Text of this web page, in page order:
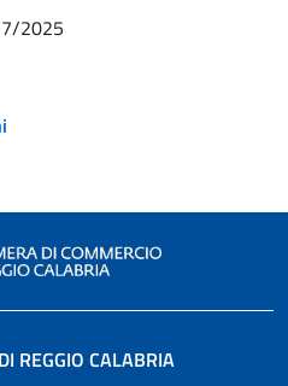
2025
REGGIO CALABRIA